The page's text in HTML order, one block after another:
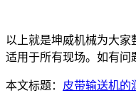
以上就是坤威机械为大
适用于所有现场。如有问
本文标题： 皮带输送机的